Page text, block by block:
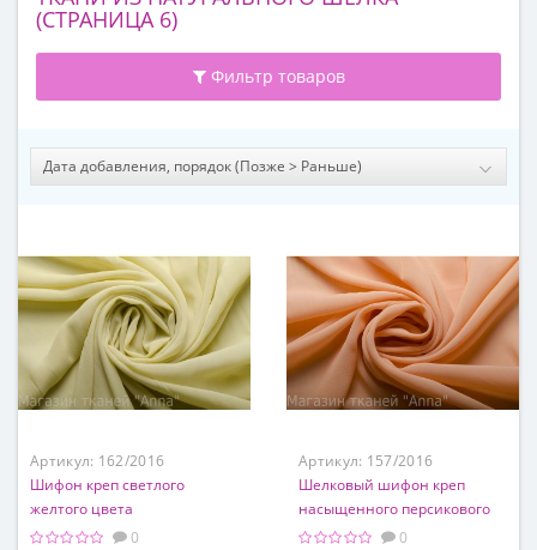
(СТРАНИЦА 6)
Фильтр товаров
Артикул: 162/2016
Шифон креп светлого
желтого цвета
0
Артикул: 157/2016
Шелковый шифон креп
насыщенного персикового
цвета
0